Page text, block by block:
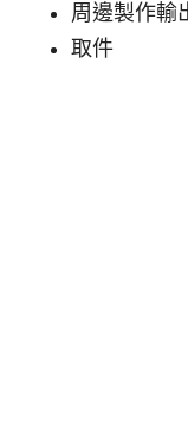
周邊製作輸
取件